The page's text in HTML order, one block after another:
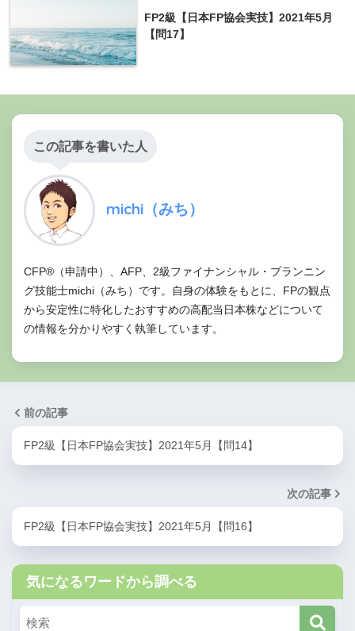
FP2級【日本FP協会実技】2021年5月
【問17】
この記事を書いた人
michi（みち）
CFP®（申請中）、AFP、2級ファイナンシャル・プランニン
グ技能士michi（みち）です。自身の体験をもとに、FPの観点
から安定性に特化したおすすめの高配当日本株などについて
の情報を分かりやすく執筆しています。
前の記事
FP2級【日本FP協会実技】2021年5月【問14】
次の記事
FP2級【日本FP協会実技】2021年5月【問16】
気になるワードから調べる